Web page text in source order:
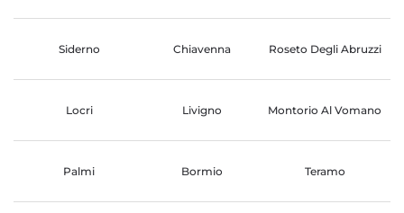
Siderno Chiavenna Roseto Degli Abruzzi
Locri Livigno Montorio Al Vomano
Palmi Bormio Teramo